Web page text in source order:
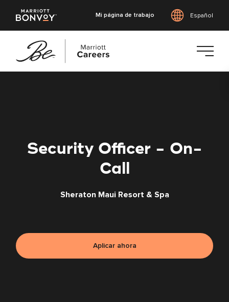
Mi página de trabajo Español
Security Officer - On-
Call
Sheraton Maui Resort & Spa
Aplicar ahora